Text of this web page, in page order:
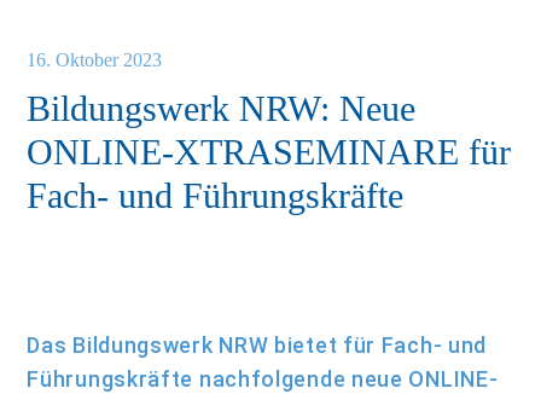
Bildungswerk NRW: Neue
ONLINE-XTRASEMINARE für
Fach- und Führungskräfte
16. Oktober 2023
Das Bildungswerk NRW bietet für Fach- und
Führungskräfte nachfolgende neue ONLINE-